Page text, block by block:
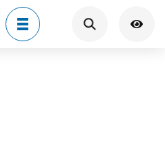
Search